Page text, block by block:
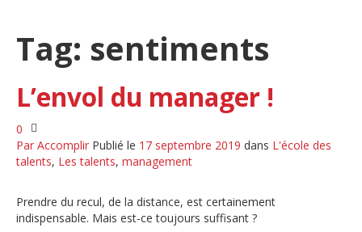
Tag: sentiments
L’envol du manager !
0
Par Accomplir Publié le 17 septembre 2019 dans L'école des
talents, Les talents, management
Prendre du recul, de la distance, est certainement
indispensable. Mais est-ce toujours suffisant ?